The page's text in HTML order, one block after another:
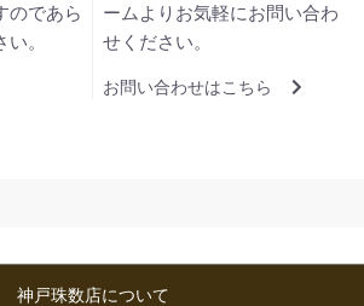
のであら
。
ームよりお気軽にお問い合わ
せください。
お問い合わせはこちら
神戸珠数店について